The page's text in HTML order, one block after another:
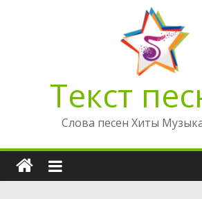
Текст
Слова песен Хиты